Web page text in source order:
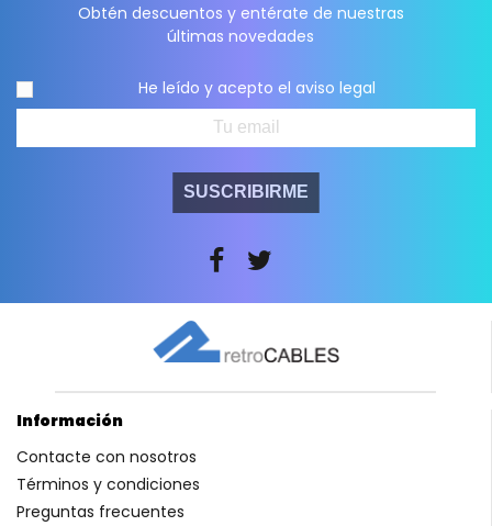
Obtén descuentos y entérate de nuestras
últimas novedades
He leído y acepto el aviso legal
SUSCRIBIRME
Información
Contacte con nosotros
Términos y condiciones
Preguntas frecuentes